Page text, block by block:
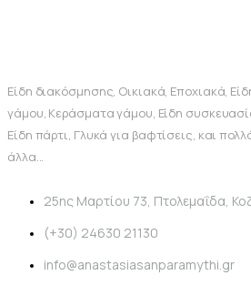
Είδη διακόσμησης, Οικιακά, Εποχιακά,
γάμου, Κεράσματα γάμου, Είδη
Είδη πάρτι, Γλυκά για βαφτίσεις, και
άλλα...
25ης Μαρτίου 73, Πτολεμαΐδα,
(+30) 24630 21130
info@anastasiasanparamythi.gr